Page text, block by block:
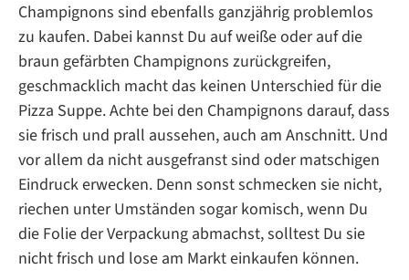
Champignons sind ebenfalls ganzjährig problemlos
zu kaufen. Dabei kannst Du auf weiße oder auf die
braun gefärbten Champignons zurückgreifen,
geschmacklich macht das keinen Unterschied für die
Pizza Suppe. Achte bei den Champignons darauf, dass
sie frisch und prall aussehen, auch am Anschnitt. Und
vor allem da nicht ausgefranst sind oder matschigen
Eindruck erwecken. Denn sonst schmecken sie nicht,
riechen unter Umständen sogar komisch, wenn Du
die Folie der Verpackung abmachst, solltest Du sie
nicht frisch und lose am Markt einkaufen können.